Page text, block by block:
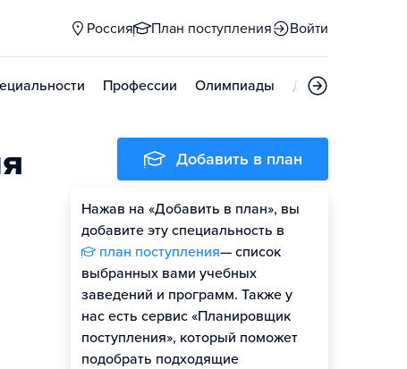
Россия План поступления Войти
Профессии Олимпиады Дни открытых
Добавить в план
Нажав на «Добавить в план», вы
добавите эту специальность в
план поступления— список
выбранных вами учебных
заведений и программ. Также у
нас есть сервис «Планировщик
поступления», который поможет
подобрать подходящие